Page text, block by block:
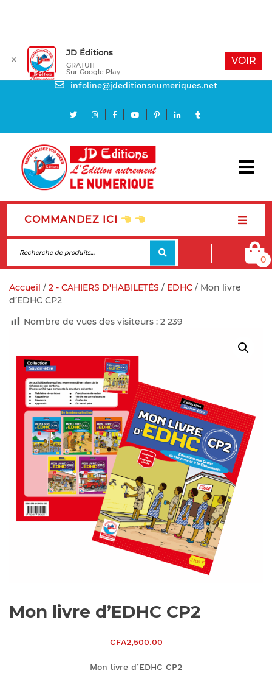
Besoin d'aide
infoline@jdeditionsnumeriques.net
COMMANDEZ ICI
0
Accueil / 2 - CAHIERS D'HABILETÉS / EDHC / Mon livre
d’EDHC CP2
Nombre de vues des visiteurs : 2 239
Mon livre d’EDHC CP2
CFA2,500.00
Mon livre d’EDHC CP2
✕
JD Éditions
GRATUIT
Sur Google Play
VOIR